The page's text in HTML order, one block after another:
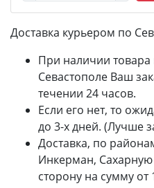
Доставка курьером по
При наличии
Севастополе Ваш
течении 24 часов.
Если его нет, то
до 3-х дней. (Лучше
Доставка, по
Инкерман,
сторону на сумму от